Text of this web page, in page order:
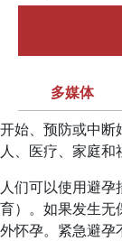
多媒体
开始、预防或中断
人、医疗、家庭和
人们可以使用避
育）。如果发生无
外怀孕。紧急避孕